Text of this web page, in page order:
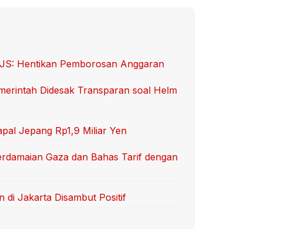
Hentikan Pemborosan Anggaran
Didesak Transparan soal Helm
Jepang Rp1,9 Miliar Yen
Gaza dan Bahas Tarif dengan
di Jakarta Disambut Positif